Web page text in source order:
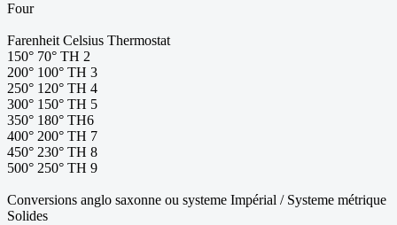
Four
Farenheit Celsius Thermostat
150° 70° TH 2
200° 100° TH 3
250° 120° TH 4
300° 150° TH 5
350° 180° TH6
400° 200° TH 7
450° 230° TH 8
500° 250° TH 9
Conversions anglo saxonne ou systeme Impérial / Systeme métrique
Solides